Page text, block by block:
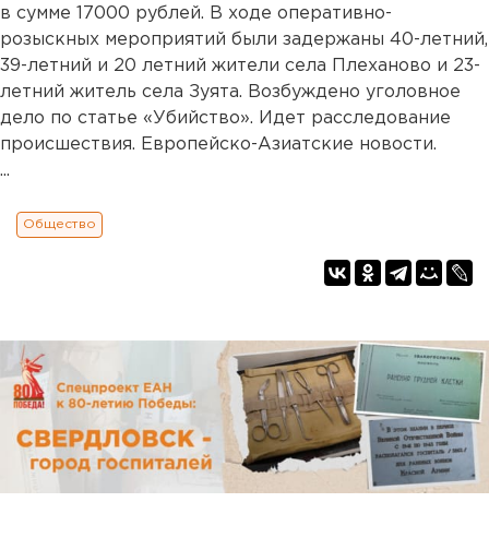
в сумме 17000 рублей. В ходе оперативно-
розыскных мероприятий были задержаны 40-летний,
39-летний и 20 летний жители села Плеханово и 23-
летний житель села Зуята. Возбуждено уголовное
дело по статье «Убийство». Идет расследование
происшествия. Европейско-Азиатские новости.
...
Общество